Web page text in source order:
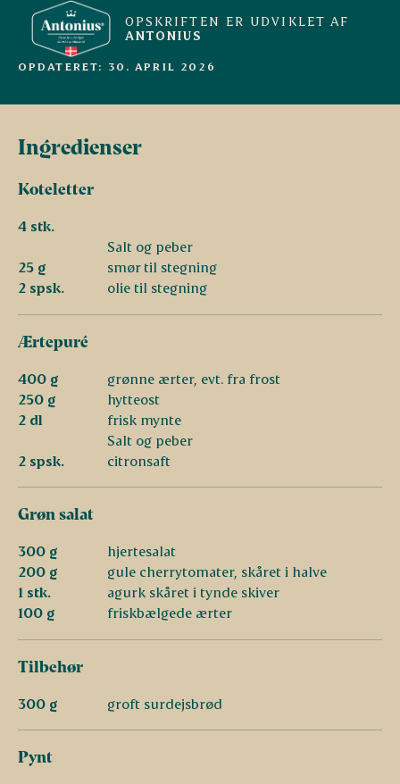
OPSKRIFTEN ER UDVIKLET AF
ANTONIUS
OPDATERET: 30. APRIL 2026
Ingredienser
Koteletter
4 stk.
Salt og peber
25 g
smør til stegning
2 spsk.
olie til stegning
Ærtepuré
400 g
grønne ærter, evt. fra frost
250 g
hytteost
2 dl
frisk mynte
Salt og peber
2 spsk.
citronsaft
Grøn salat
300 g
hjertesalat
200 g
gule cherrytomater, skåret i halve
1 stk.
agurk skåret i tynde skiver
100 g
friskbælgede ærter
Tilbehør
300 g groft surdejsbrød
Pynt